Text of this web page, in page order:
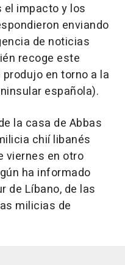
el impacto y los
enviando
de noticias
recoge este
en torno a la
española).
la casa de Abbas
chií libanés
viernes en otro
ha informado
de Líbano, de las
milicias de